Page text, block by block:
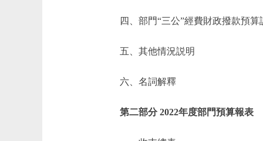
四、部門“三公”經費財政撥款預算
五、其他情況説明
六、名詞解釋
第二部分 2022年度部門預算報表